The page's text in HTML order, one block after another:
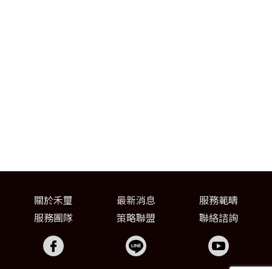
關於禾璽 最新消息
服務範疇
服務團隊
策略聯盟 聯絡諮詢